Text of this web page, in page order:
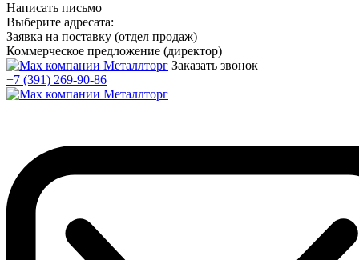
Написать письмо
Выберите адресата:
Заявка на поставку (отдел продаж)
Коммерческое предложение (директор)
Заказать звонок
+7 (391) 269-90-86